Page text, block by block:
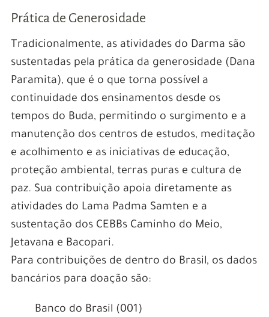
Prática de Generosidade
Tradicionalmente, as atividades do Darma são
sustentadas pela prática da generosidade (Dana
Paramita), que é o que torna possível a
continuidade dos ensinamentos desde os
tempos do Buda, permitindo o surgimento e a
manutenção dos centros de estudos, meditação
e acolhimento e as iniciativas de educação,
proteção ambiental, terras puras e cultura de
paz. Sua contribuição apoia diretamente as
atividades do Lama Padma Samten e a
sustentação dos CEBBs Caminho do Meio,
Jetavana e Bacopari.
Para contribuições de dentro do Brasil, os dados
bancários para doação são:
Banco do Brasil (001)